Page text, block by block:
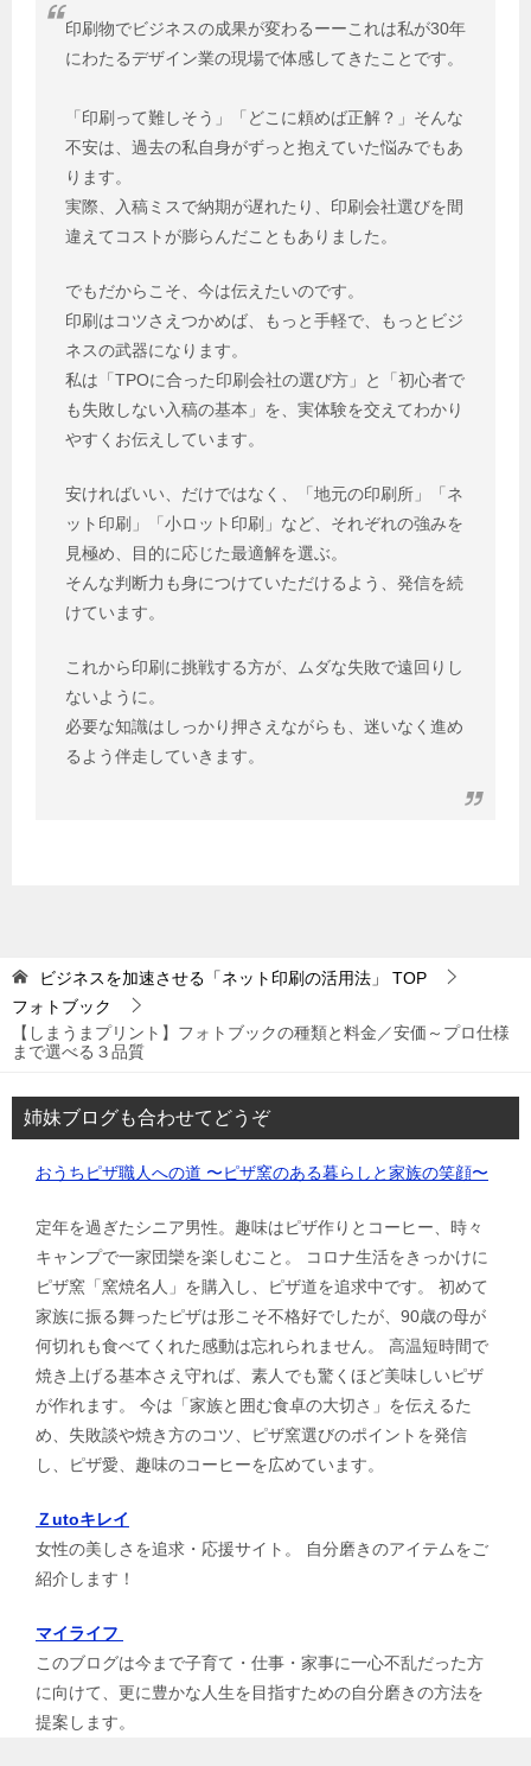
印刷物でビジネスの成果が変わるーーこれは私が30年
にわたるデザイン業の現場で体感してきたことです。
「印刷って難しそう」「どこに頼めば正解？」そんな
不安は、過去の私自身がずっと抱えていた悩みでもあ
ります。
実際、入稿ミスで納期が遅れたり、印刷会社選びを間
違えてコストが膨らんだこともありました。
でもだからこそ、今は伝えたいのです。
印刷はコツさえつかめば、もっと手軽で、もっとビジ
ネスの武器になります。
私は「TPOに合った印刷会社の選び方」と「初心者で
も失敗しない入稿の基本」を、実体験を交えてわかり
やすくお伝えしています。
安ければいい、だけではなく、「地元の印刷所」「ネ
ット印刷」「小ロット印刷」など、それぞれの強みを
見極め、目的に応じた最適解を選ぶ。
そんな判断力も身につけていただけるよう、発信を続
けています。
これから印刷に挑戦する方が、ムダな失敗で遠回りし
ないように。
必要な知識はしっかり押さえながらも、迷いなく進め
るよう伴走していきます。
ビジネスを加速させる「ネット印刷の活用法」
TOP
フォトブック
【しまうまプリント】フォトブックの種類と料金／安価～プロ仕様
まで選べる３品質
姉妹ブログも合わせてどうぞ
おうちピザ職人への道 〜ピザ窯のある暮らしと家族の笑顔〜
定年を過ぎたシニア男性。趣味はピザ作りとコーヒー、時々
キャンプで一家団欒を楽しむこと。 コロナ生活をきっかけに
ピザ窯「窯焼名人」を購入し、ピザ道を追求中です。 初めて
家族に振る舞ったピザは形こそ不格好でしたが、90歳の母が
何切れも食べてくれた感動は忘れられません。 高温短時間で
焼き上げる基本さえ守れば、素人でも驚くほど美味しいピザ
が作れます。 今は「家族と囲む食卓の大切さ」を伝えるた
め、失敗談や焼き方のコツ、ピザ窯選びのポイントを発信
し、ピザ愛、趣味のコーヒーを広めています。
Ｚutoキレイ
女性の美しさを追求・応援サイト。 自分磨きのアイテムをご
紹介します！
マイライフ
このブログは今まで子育て・仕事・家事に一心不乱だった方
に向けて、更に豊かな人生を目指すための自分磨きの方法を
提案します。